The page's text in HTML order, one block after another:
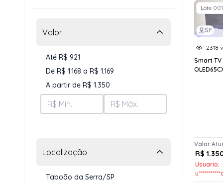
Valor
Até R$ 921
De R$ 1.168 a R$ 1.169
A partir de R$ 1.350
Localização
Taboão da Serra/SP
SP
Lote 001
2318
Smart TV
Valor
R$
Usuario: